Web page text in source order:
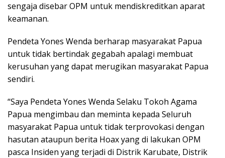
sengaja disebar OPM untuk mendiskreditkan aparat
keamanan.
Pendeta Yones Wenda berharap masyarakat Papua
untuk tidak bertindak gegabah apalagi membuat
kerusuhan yang dapat merugikan masyarakat Papua
sendiri.
“Saya Pendeta Yones Wenda Selaku Tokoh Agama
Papua mengimbau dan meminta kepada Seluruh
masyarakat Papua untuk tidak terprovokasi dengan
hasutan ataupun berita Hoax yang di lakukan OPM
pasca Insiden yang terjadi di Distrik Karubate, Distrik